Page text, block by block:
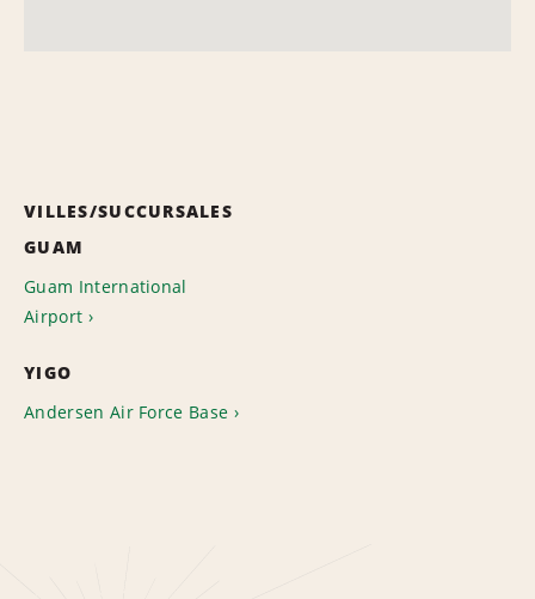
VILLES/SUCCURSALES
GUAM
Guam International
Airport
YIGO
Andersen Air Force Base